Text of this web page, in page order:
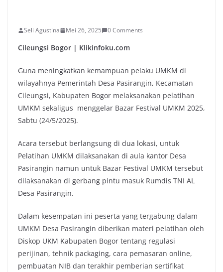
Seli Agustina Mei 26, 2025 0 Comments
Cileungsi Bogor | Klikinfoku.com
Guna meningkatkan kemampuan pelaku UMKM di
wilayahnya Pemerintah Desa Pasirangin, Kecamatan
Cileungsi, Kabupaten Bogor melaksanakan pelatihan
UMKM sekaligus menggelar Bazar Festival UMKM 2025,
Sabtu (24/5/2025).
Acara tersebut berlangsung di dua lokasi, untuk
Pelatihan UMKM dilaksanakan di aula kantor Desa
Pasirangin namun untuk Bazar Festival UMKM tersebut
dilaksanakan di gerbang pintu masuk Rumdis TNI AL
Desa Pasirangin.
Dalam kesempatan ini peserta yang tergabung dalam
UMKM Desa Pasirangin diberikan materi pelatihan oleh
Diskop UKM Kabupaten Bogor tentang regulasi
perijinan, tehnik packaging, cara pemasaran online,
pembuatan NIB dan terakhir pemberian sertifikat